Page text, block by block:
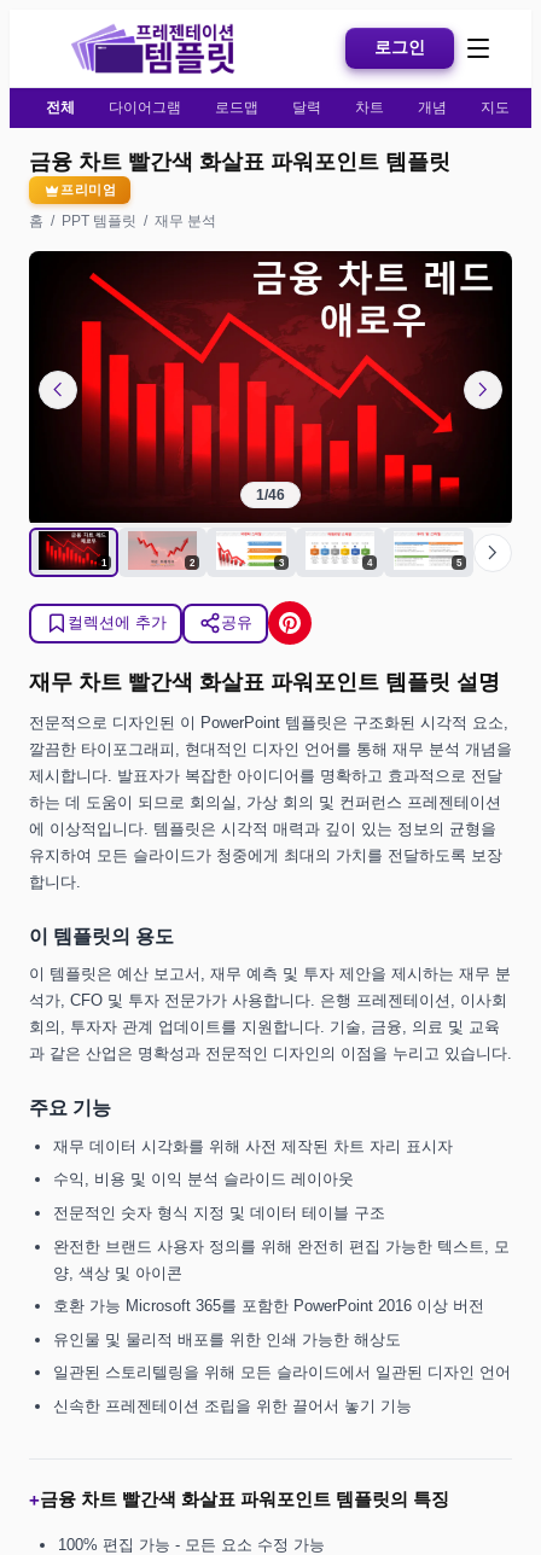
로그인
전체 다이어그램 로드맵 달력 차트 개념 지도
금융 차트 빨간색 화살표 파워포인트 템플릿
프리미엄
홈 / PPT 템플릿 / 재무 분석
chevron_left chevron_right
1/46
1 2 3 4 5 chevron_right
컬렉션에 추가 공유
재무 차트 빨간색 화살표 파워포인트 템플릿 설명
전문적으로 디자인된 이 PowerPoint 템플릿은 구조화된 시각적 요소,
깔끔한 타이포그래피, 현대적인 디자인 언어를 통해 재무 분석 개념을
제시합니다. 발표자가 복잡한 아이디어를 명확하고 효과적으로 전달
하는 데 도움이 되므로 회의실, 가상 회의 및 컨퍼런스 프레젠테이션
에 이상적입니다. 템플릿은 시각적 매력과 깊이 있는 정보의 균형을
유지하여 모든 슬라이드가 청중에게 최대의 가치를 전달하도록 보장
합니다.
이 템플릿의 용도
이 템플릿은 예산 보고서, 재무 예측 및 투자 제안을 제시하는 재무 분
석가, CFO 및 투자 전문가가 사용합니다. 은행 프레젠테이션, 이사회
회의, 투자자 관계 업데이트를 지원합니다. 기술, 금융, 의료 및 교육
과 같은 산업은 명확성과 전문적인 디자인의 이점을 누리고 있습니다.
주요 기능
재무 데이터 시각화를 위해 사전 제작된 차트 자리 표시자
수익, 비용 및 이익 분석 슬라이드 레이아웃
전문적인 숫자 형식 지정 및 데이터 테이블 구조
완전한 브랜드 사용자 정의를 위해 완전히 편집 가능한 텍스트, 모
양, 색상 및 아이콘
호환 가능 Microsoft 365를 포함한 PowerPoint 2016 이상 버전
유인물 및 물리적 배포를 위한 인쇄 가능한 해상도
일관된 스토리텔링을 위해 모든 슬라이드에서 일관된 디자인 언어
신속한 프레젠테이션 조립을 위한 끌어서 놓기 기능
+금융 차트 빨간색 화살표 파워포인트 템플릿의 특징
100% 편집 가능 - 모든 요소 수정 가능